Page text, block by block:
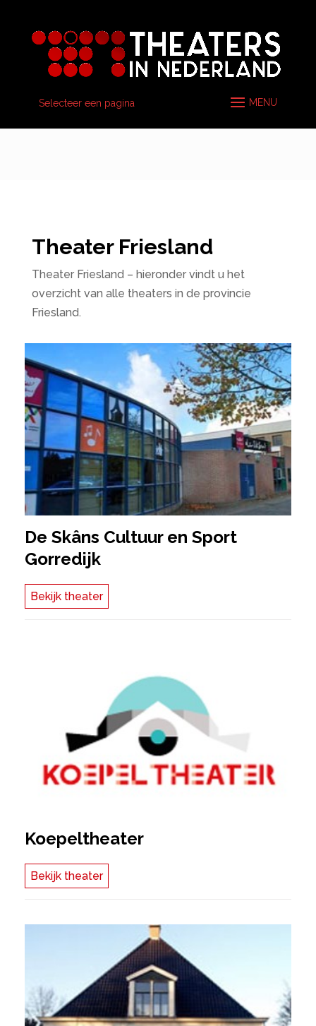
Selecteer een pagina
Theater Friesland
Theater Friesland – hieronder vindt u het
overzicht van alle theaters in de provincie
Friesland.
De Skâns Cultuur en Sport
Gorredijk
Bekijk theater
Koepeltheater
Bekijk theater